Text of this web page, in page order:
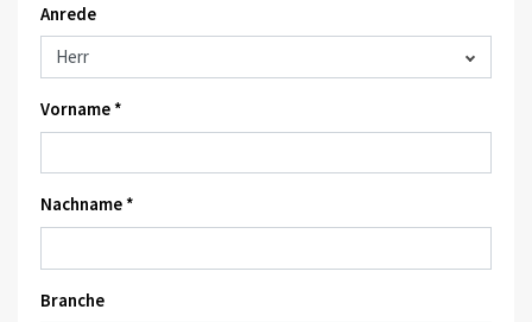
Anrede
Vorname *
Nachname *
Branche